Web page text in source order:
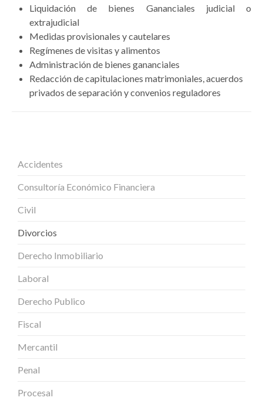
Liquidación de bienes Gananciales judicial o
extrajudicial
Medidas provisionales y cautelares
Regímenes de visitas y alimentos
Administración de bienes gananciales
Redacción de capitulaciones matrimoniales, acuerdos
privados de separación y convenios reguladores
Accidentes
Consultoría Económico Financiera
Civil
Divorcios
Derecho Inmobiliario
Laboral
Derecho Publico
Fiscal
Mercantil
Penal
Procesal